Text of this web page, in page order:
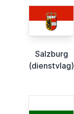
Salzburg
(dienstvlag)